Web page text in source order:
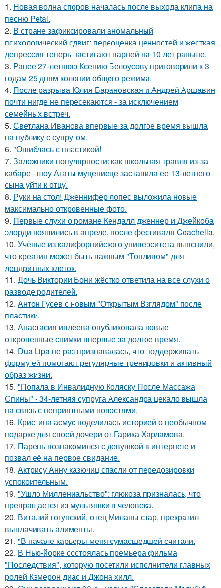
1. Новая волна споров началась после выхода клипа на
песню Petal.
2. В стране зафиксировали аномальный
психологический сдвиг: переоценка ценностей и жесткая
депрессия теперь настигают парней на 10 лет раньше.
3. Ранее 27-летнюю Ксению Белоусову приговорили к 3
годам 25 дням колонии общего режима.
4. После разрыва Юлия Барановская и Андрей Аршавин
почти нигде не пересекаются - за исключением
семейных встреч.
5. Светлана Иванова впервые за долгое время вышла
на публику с супругом.
6. "Ошиблась с пластикой!
7. Заложники популярности: как школьная травля из-за
кабаре - шоу Агаты муцениеце заставила ее 13-летнего
сына уйти к отцу.
8. Руки на стол! Дженнифер лопес выложила новые
максимально откровенные фото.
9. Первые слухи о романе Кендалл дженнер и Джейкоба
элорди появились в апреле, после фестиваля Coachella.
10. Учёные из калифорнийского университета выяснили,
что креатин может быть важным "Топливом" для
дендритных клеток.
11. Дочь Виктории Бони жёстко ответила на все слухи о
разводе родителей.
12. Антон Гусев с новым "Открытым Взглядом" после
пластики.
13. Анастасия ивлеева опубликовала новые
откровенные снимки впервые за долгое время.
14. Dua Lipa не раз признавалась, что поддерживать
форму ей помогают регулярные тренировки и активный
образ жизни.
15. "Попала в Инвалидную Коляску После Массажа
Спины" - 34-летняя супруга Александра цекало вышла
на связь с неприятными новостями.
16. Кристина асмус поделилась историей о необычном
подарке для своей дочери от Гарика Харламова.
17. Парень познакомился с девушкой в интернете и
позвал её на первое свидание.
18. Актрису Анну казючиц спасли от передозировки
успокоительным.
19. "Ушло Миллениальство": глюкоза призналась, что
превращается из мультяшки в человека.
20. Виталий гогунский, отец Миланы стар, прекратил
выплачивать алименты.
21. "В начале карьеры меня сумасшедшей считали.
22. В Нью-йорке состоялась премьера фильма
"Последствия", которую посетили исполнители главных
ролей Кэмерон диас и Джона хилл.